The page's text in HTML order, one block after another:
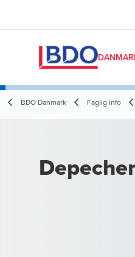
BDO Danmark Faglig info